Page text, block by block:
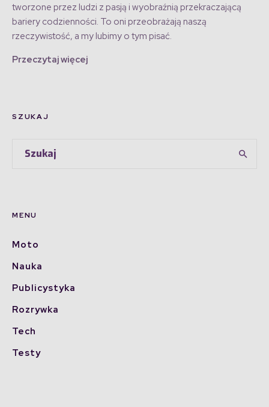
tworzone przez ludzi z pasją i wyobraźnią przekraczającą
bariery codzienności. To oni przeobrażają naszą
rzeczywistość, a my lubimy o tym pisać.
Przeczytaj więcej
SZUKAJ
MENU
Moto
Nauka
Publicystyka
Rozrywka
Tech
Testy